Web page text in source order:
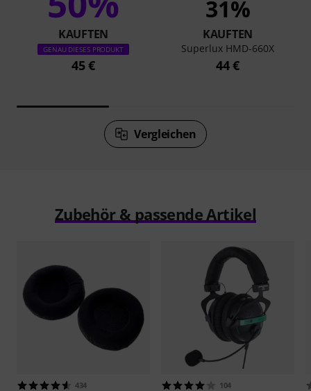
KAUFTEN
GENAU DIESES PRODUKT
45 €
31%
KAUFTEN
Superlux HMD-660X
44 €
Vergleichen
Zubehör & passende Artikel
434 104